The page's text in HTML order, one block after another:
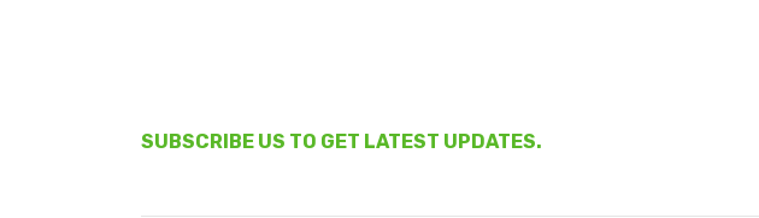
SUBSCRIBE US TO GET LATEST UPDATES.